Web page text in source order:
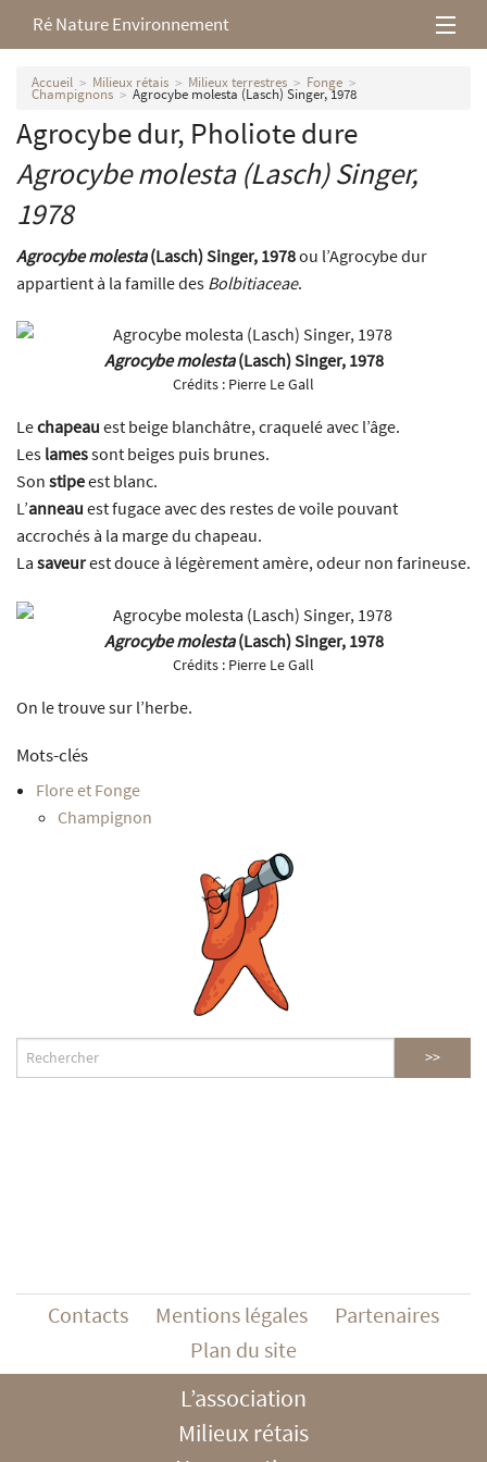
Ré Nature Environnement
L’association
Milieux rétais
Nos parutions
Accueil Milieux rétais Milieux terrestres Fonge
Champignons Agrocybe molesta (Lasch) Singer, 1978
Agrocybe dur, Pholiote dure
Agrocybe molesta(Lasch) Singer,
1978
Agrocybe molesta(Lasch) Singer, 1978ou l’Agrocybe dur
appartient à la famille des Bolbitiaceae.
Agrocybe molesta(Lasch) Singer, 1978
Crédits : Pierre Le Gall
Lechapeau est beige blanchâtre, craquelé avec l’âge.
Les lamessont beiges puis brunes.
Son stipeest blanc.
L’anneau est fugace avec des restes de voile pouvant
accrochés à la marge du chapeau.
La saveurest douce à légèrement amère, odeur non farineuse.
Agrocybe molesta(Lasch) Singer, 1978
Crédits : Pierre Le Gall
On le trouve sur l’herbe.
Mots-clés
Flore et Fonge
Champignon
Contacts Mentions légales
Partenaires
Plan du site
L’association
Milieux rétais